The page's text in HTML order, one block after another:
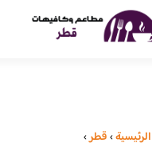
الرئيسية›قطر›